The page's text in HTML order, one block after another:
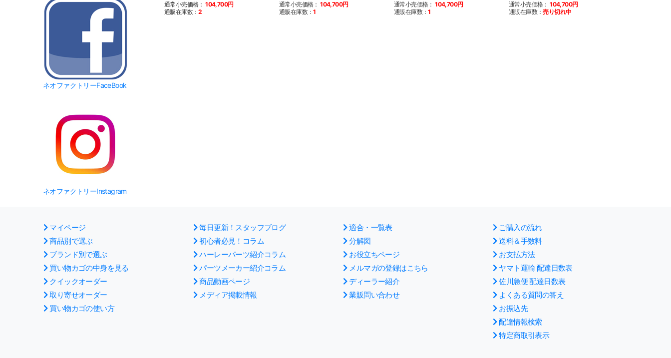
ネオファクトリーFaceBook
ネオファクトリーInstagram
通常小売価格： 104,700円
通販在庫数：2
通常小売価格： 104,700円
通販在庫数：1
通常小売価格： 104,700円
通販在庫数：1
通常小売価格： 104,700円
通販在庫数：売り切れ中
マイページ
商品別で選ぶ
ブランド別で選ぶ
買い物カゴの中身を見る
クイックオーダー
取り寄せオーダー
買い物カゴの使い方
毎日更新！スタッフブログ
初心者必見！コラム
ハーレーパーツ紹介コラム
パーツメーカー紹介コラム
商品動画ページ
メディア掲載情報
適合・一覧表
分解図
お役立ちページ
メルマガの登録はこちら
ディーラー紹介
業販問い合わせ
ご購入の流れ
送料＆手数料
お支払方法
ヤマト運輸 配達日数表
佐川急便 配達日数表
よくある質問の答え
お振込先
配達情報検索
特定商取引表示